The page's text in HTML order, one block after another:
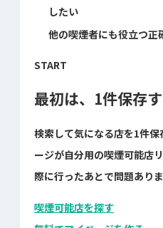
したい
他の喫煙者にも役立つ正
START
最初は、1件保存
検索して気になる店を1件
ージが自分用の喫煙可能店
際に行ったあとで問題ありま
喫煙可能店を探す